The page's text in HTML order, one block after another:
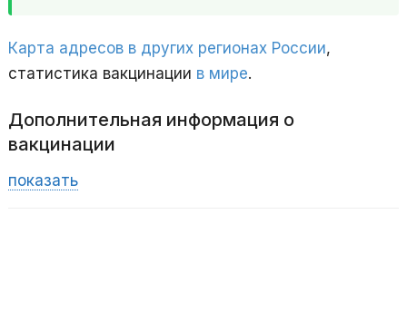
Карта адресов в других регионах России,
статистика вакцинации в мире.
Дополнительная информация о
вакцинации
показать